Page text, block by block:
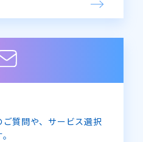
質問や、サービス選択